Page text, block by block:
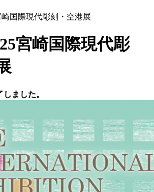
崎国際現代彫刻・空港展
宮崎国際現代彫
ました。